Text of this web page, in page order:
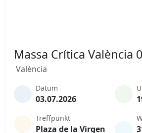
Massa Crítica València
València
Datum
03.07.2026
Treffpunkt
Plaza de la Virgen